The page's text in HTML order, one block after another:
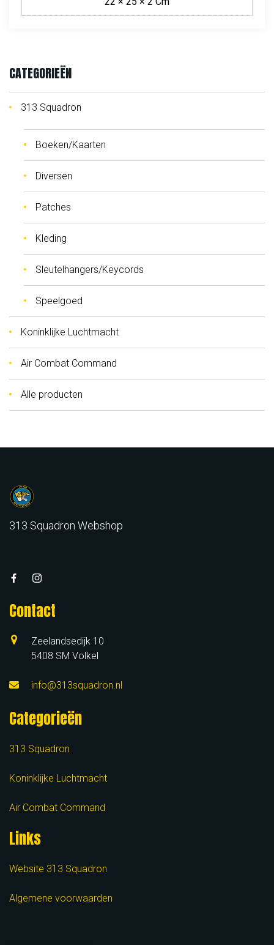
CATEGORIEËN
313 Squadron
Boeken/Kaarten
Diversen
Patches
Kleding
Sleutelhangers/Keycords
Speelgoed
Koninklijke Luchtmacht
Air Combat Command
Alle producten
313 Squadron Webshop
Contact
Zeelandsedijk 10
5408 SM Volkel
info@313squadron.nl
Categorieën
313 Squadron
Koninklijke Luchtmacht
Air Combat Command
Links
Website 313 Squadron
Algemene voorwaarden